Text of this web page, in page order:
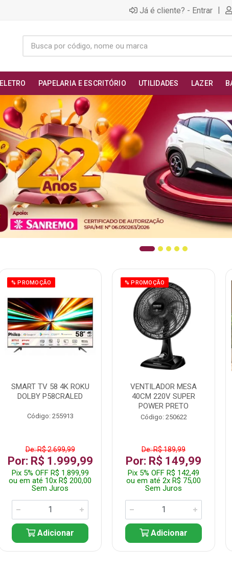
Já é cliente? - Entrar |
ELETRO PAPELARIA E ESCRITÓRIO UTILIDADES LAZER
% PROMOÇÃO
SMART TV 58 4K ROKU
DOLBY P58CRALED
Código: 255913
De: R$ 2.699,99
Por: R$ 1.999,99
Pix 5% OFF R$ 1.899,99
ou em até 10x R$ 200,00
Sem Juros
Adicionar
% PROMOÇÃO
VENTILADOR MESA
40CM 220V SUPER
POWER PRETO
Código: 250622
De: R$ 189,99
Por: R$ 149,99
Pix 5% OFF R$ 142,49
ou em até 2x R$ 75,00
Sem Juros
Adicionar